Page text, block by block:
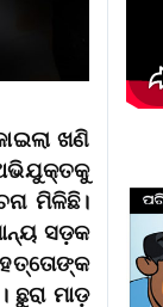
ଖଣି
ମିଳିଛି।
ସଡ଼କ
ମାଡ଼